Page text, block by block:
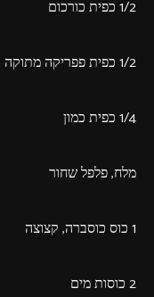
1/2 כפית כורכום
1/2 כפית פפריקה מתוקה
1/4 כפית כמון
מלח, פלפל שחור
1 כוס כוסברה, קצוצה
2 כוסות מים